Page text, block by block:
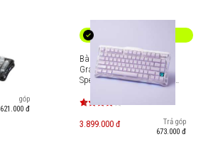
Trả góp
621.000 đ
Bàn phím Gaming
Gravastar Mercury K1
Special Edition - Lavender
3.899.000 đ
Trả góp
673.000 đ